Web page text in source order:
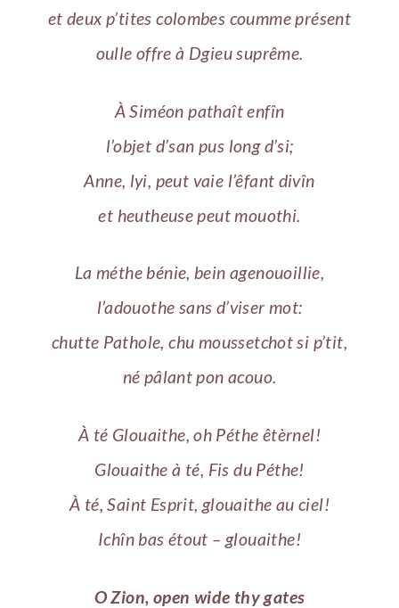
et deux p’tites colombes coumme présent
oulle offre à Dgieu suprême.
À Siméon pathaît enfîn
l’objet d’san pus long d’si;
Anne, lyi, peut vaie l’êfant divîn
et heutheuse peut mouothi.
La méthe bénie, bein agenouoillie,
l’adouothe sans d’viser mot:
chutte Pathole, chu moussetchot si p’tit,
né pâlant pon acouo.
À té Glouaithe, oh Péthe êtèrnel!
Glouaithe à té, Fis du Péthe!
À té, Saint Esprit, glouaithe au ciel!
Ichîn bas étout – glouaithe!
O Zion, open wide thy gates